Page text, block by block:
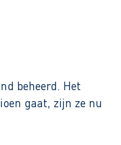
beheerd. Het
gaat, zijn ze nu